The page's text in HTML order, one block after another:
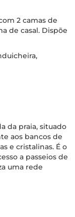
2 camas de
de casal. Dispõe
da praia, situado
aos bancos de
e cristalinas. É o
a passeios de
uma rede